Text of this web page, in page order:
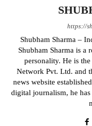
https://
Shubham Sharma –
Shubham Sharma is a
personality. He is
Network Pvt. Ltd. and
news website
digital journalism, he